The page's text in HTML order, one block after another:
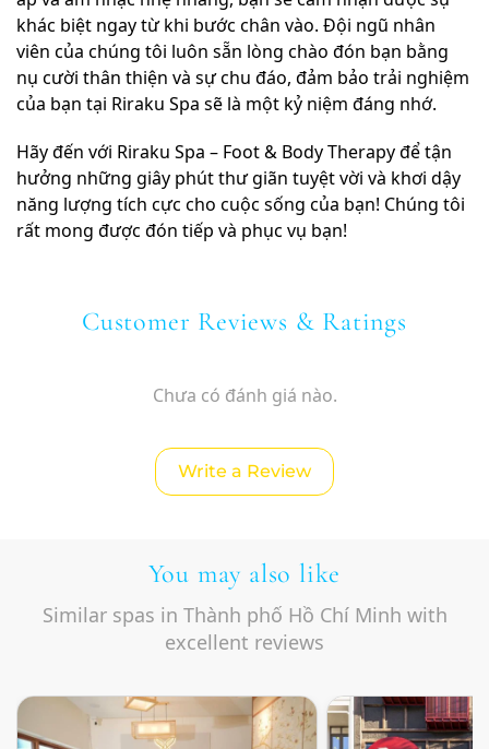
khác biệt ngay từ khi bước chân vào. Đội ngũ nhân
viên của chúng tôi luôn sẵn lòng chào đón bạn bằng
nụ cười thân thiện và sự chu đáo, đảm bảo trải nghiệm
của bạn tại Riraku Spa sẽ là một kỷ niệm đáng nhớ.
Hãy đến với Riraku Spa – Foot & Body Therapy để tận
hưởng những giây phút thư giãn tuyệt vời và khơi dậy
năng lượng tích cực cho cuộc sống của bạn! Chúng tôi
rất mong được đón tiếp và phục vụ bạn!
Customer Reviews & Ratings
Chưa có đánh giá nào.
Write a Review
You may also like
Similar spas in Thành phố Hồ Chí Minh with
excellent reviews